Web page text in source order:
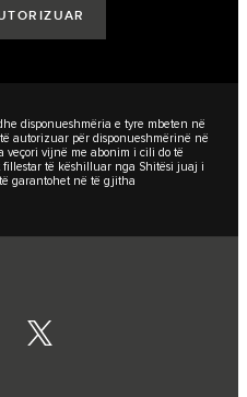
disponueshmëria e tyre mbeten në
autorizuar për disponueshmërinë në
veçori vijnë me abonim i cili do të
të këshilluar nga Shitësi juaj i
garantohet në të gjitha